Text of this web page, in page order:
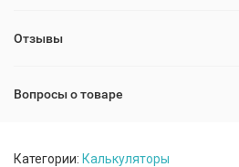
Отзывы
Вопросы о товаре
Категории: Калькуляторы